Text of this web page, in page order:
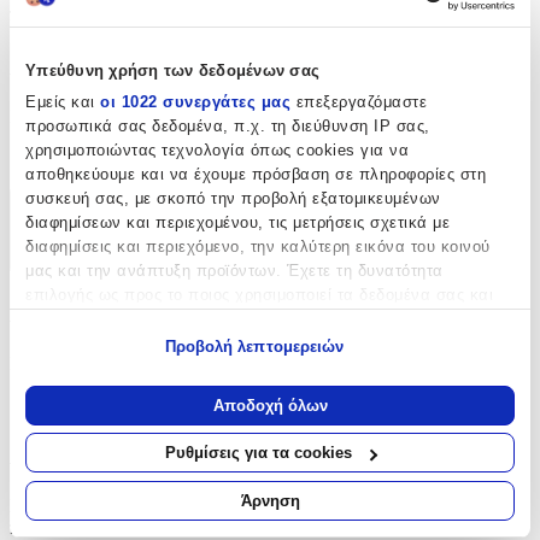
Υπεύθυνη χρήση των δεδομένων σας
Εμείς και οι 1022 συνεργάτες μας επεξεργαζόμαστε
προσωπικά σας δεδομένα, π.χ. τη διεύθυνση IP σας,
χρησιμοποιώντας τεχνολογία όπως cookies για να
αποθηκεύουμε και να έχουμε πρόσβαση σε πληροφορίες στη
συσκευή σας, με σκοπό την προβολή εξατομικευμένων
διαφημίσεων και περιεχομένου, τις μετρήσεις σχετικά με
διαφημίσεις και περιεχόμενο, την καλύτερη εικόνα του κοινού
μας και την ανάπτυξη προϊόντων. Έχετε τη δυνατότητα
Να συλλέξουμε πληροφορίες σχετικά με τη γεωγραφική
σας τοποθεσία, οι οποίες μπορεί να είναι ακριβείς σε
απόσταση μερικών μέτρων
Να αναγνωρίσουμε τη συσκευή σας σαρώνοντας ενεργά
για συγκεκριμένα χαρακτηριστικά (δακτυλικό αποτύπωμα)
Μάθετε περισσότερα σχετικά με τον τρόπο επεξεργασίας των
Προβολή λεπτομερειών
Αποδοχή όλων
Ρυθμίσεις για τα cookies
Άρνηση
παραδοσιακές όσο και για μοντέρνες δημιουργίες.
Χαρακτηριστικά
Είδος
Δαντέλες
Χαρακτηριστικά
Χαρακτηριστικά
Αξιολογήσεις
Προς το παρόν δεν υπάρχουν άλλες αξιολογήσεις. Όταν
προστεθούν, θα εμφανιστούν εδώ.